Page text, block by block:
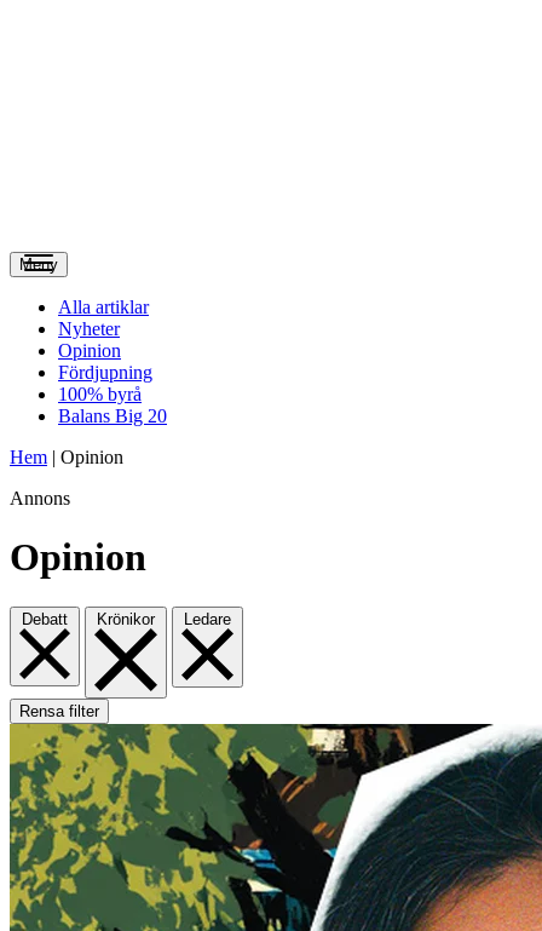
Meny
Alla artiklar
Nyheter
Opinion
Fördjupning
100% byrå
Balans Big 20
Hem | Opinion
Annons
Opinion
Debatt Krönikor Ledare
Rensa filter